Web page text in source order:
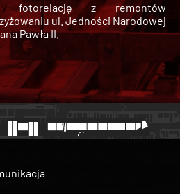
fotorelację z remontów
ul. Jedności Narodowej
Pawła II.